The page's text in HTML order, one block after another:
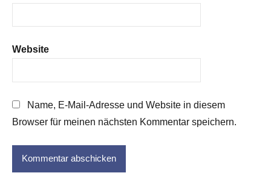
Website
Name, E-Mail-Adresse und Website in diesem
Browser für meinen nächsten Kommentar speichern.